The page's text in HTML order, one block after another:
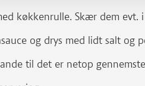
køkkenrulle. Skær dem evt.
og drys med lidt salt og
til det er netop